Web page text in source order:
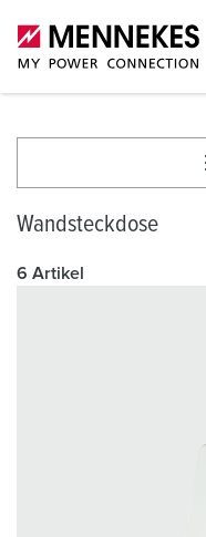
Wandsteckdose
6 Artikel